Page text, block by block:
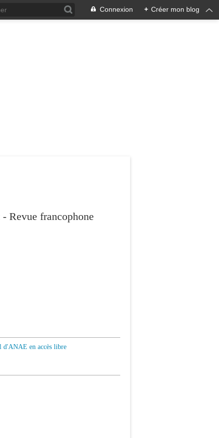
Connexion + Créer mon blog
Revue francophone
en accès libre